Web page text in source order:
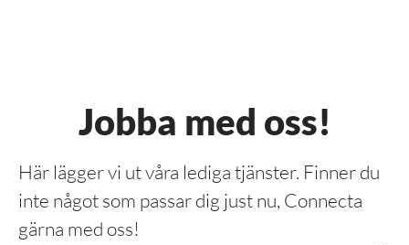
Jobba med oss!
Här lägger vi ut våra lediga tjänster. Finner du
inte något som passar dig just nu, Connecta
gärna med oss!